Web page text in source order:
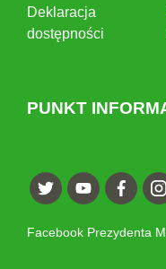
Deklaracja
dostępności
PUNKT
Facebook Prezydenta